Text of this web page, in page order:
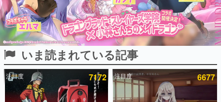
ピックアップ
電ファミのいま読まれている記事ランキング
いま読まれている記事
注目度 7172 注目度 6677